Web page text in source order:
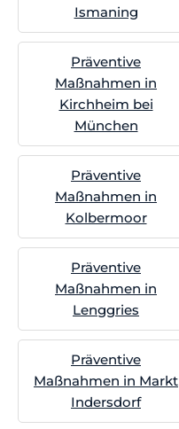
Ismaning
Präventive
Maßnahmen in
Kirchheim bei
München
Präventive
Maßnahmen in
Kolbermoor
Präventive
Maßnahmen in
Lenggries
Präventive
Maßnahmen in Markt
Indersdorf